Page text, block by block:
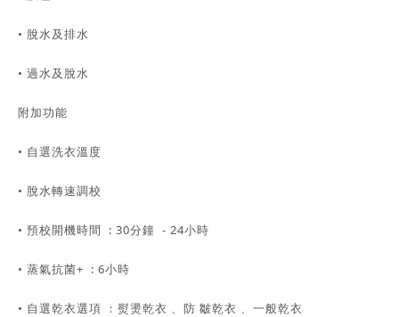
• 脫水及排水
• 過水及脫水
附加功能
• 自選洗衣溫度
• 脫水轉速調校
• 預校開機時間 : 30分鐘 - 24小時
• 蒸氣抗菌+ : 6小時
• 自選乾衣選項 ：熨燙乾衣 、防 皺乾衣 、一般乾衣